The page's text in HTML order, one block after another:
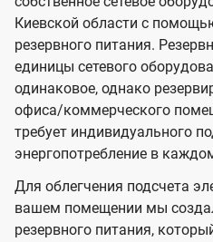
Киевской области с
резервного питания.
единицы сетевого
одинаковое, однако
офиса/коммерческого
требует индивидуального
энергопотребление в
Для облегчения подсчета
вашем помещении мы
резервного питания,